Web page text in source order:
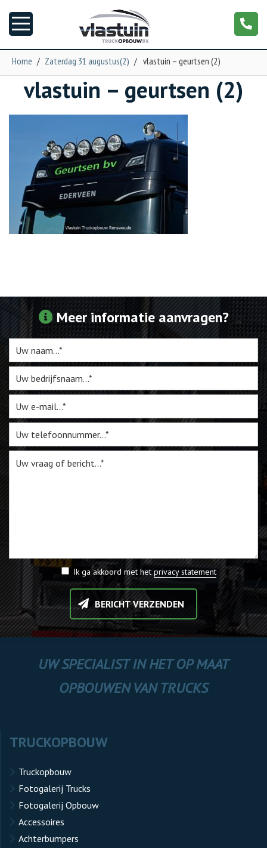
Nieuws
Garage
Trailers
Torpedo
Te Koop
Miniatuur
Vacatures
Contact
Home / Zaterdag 31 augustus(2) / vlastuin – geurtsen (2)
vlastuin – geurtsen (2)
Meer informatie aanvragen?
Ik ga akkoord met hetprivacy statement
BERICHT VERZENDEN
UW SPECIALIST IN HET OP MAAT
OPBOUWEN VAN TRUCKS
TRUCKOPBOUW
Truckopbouw
Fotogalerij Trucks
Fotogalerij Opbouw
Accessoires
Achterbumpers